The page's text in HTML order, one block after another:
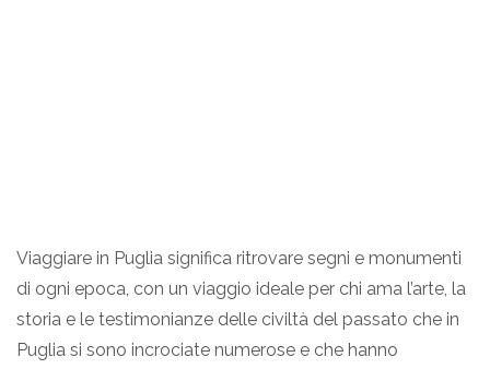
Viaggiare in Puglia significa ritrovare segni e monumenti
di ogni epoca, con un viaggio ideale per chi ama l’arte, la
storia e le testimonianze delle civiltà del passato che in
Puglia si sono incrociate numerose e che hanno